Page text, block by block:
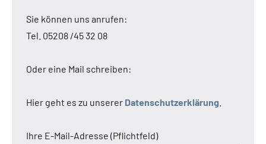
Sie können uns anrufen:
Tel. 05208 /45 32 08
Oder eine Mail schreiben:
Hier geht es zu unserer Datenschutzerklärung
Ihre E-Mail-Adresse (Pflichtfeld)